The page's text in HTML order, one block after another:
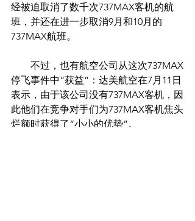
经被迫取消了数千次737MAX客机的航
班，并还在进一步取消9月和10月的
737MAX航班。
不过，也有航空公司从这次737MAX
停飞事件中“获益”：达美航空在7月11日
表示，由于该公司没有737MAX客机，因
此他们在竞争对手们为737MAX客机焦头
烂额时获得了“小小的优势”。